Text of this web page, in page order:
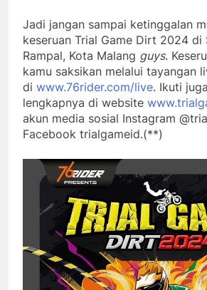
Jadi jangan sampai ketinggalan
keseruan Trial Game Dirt 2024 di
Rampal, Kota Malang guys.
kamu saksikan melalui tayangan
di www.76rider.com/live. Ikuti
lengkapnya di website
akun media sosial Instagram
Facebook trialgameid.(**)